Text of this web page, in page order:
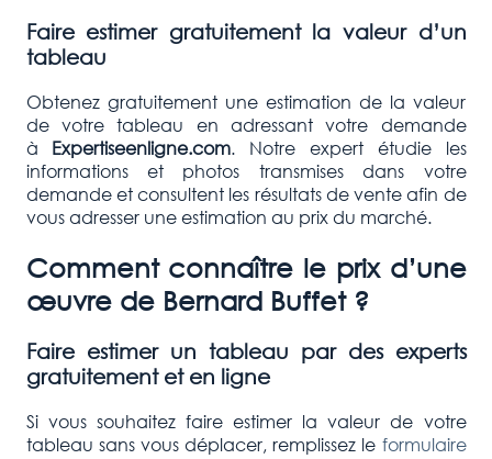
Faire estimer gratuitement la valeur d’un
tableau
Obtenez gratuitement une estimation de la valeur
de votre tableau en adressant votre demande
à Expertiseenligne.com. Notre expert étudie les
informations et photos transmises dans votre
demande et consultent les résultats de vente afin de
vous adresser une estimation au prix du marché.
Comment connaître le prix d’une
œuvre de Bernard Buffet?
Faire estimer un tableau par des experts
gratuitement et en ligne
Si vous souhaitez faire estimer la valeur de votre
tableau sans vous déplacer, remplissez le formulaire